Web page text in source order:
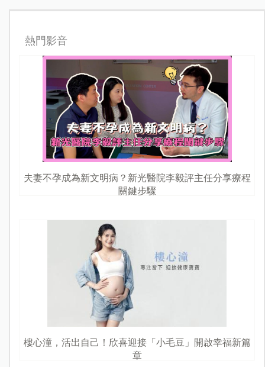
熱門影音
夫妻不孕成為新文明病？新光醫院李毅評主任分享療程
關鍵步驟
樓心潼，活出自己！欣喜迎接「小毛豆」開啟幸福新篇
章